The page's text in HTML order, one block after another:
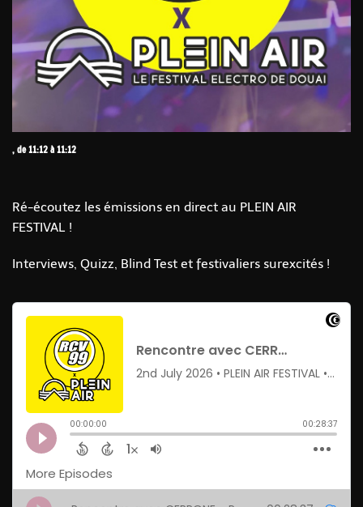
, de 11:12 à 11:12
Ré-écoutez les émissions en direct au PLEIN AIR
FESTIVAL !
Interviews, Quizz, Blind Test et festivaliers surexcités !